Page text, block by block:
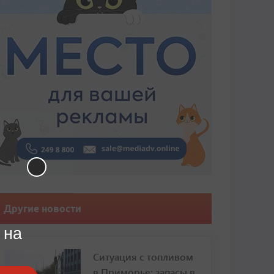
Другие новости
Ситуация с топливом